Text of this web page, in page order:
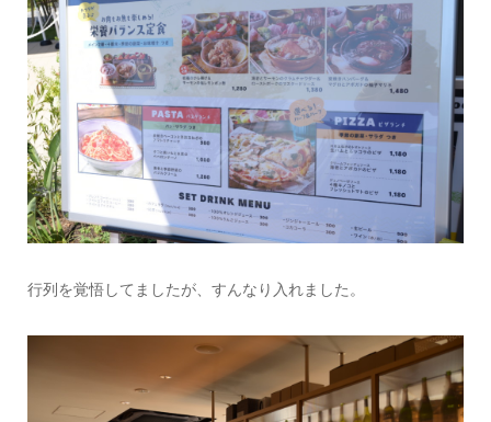
行列を覚悟してましたが、すんなり入れました。